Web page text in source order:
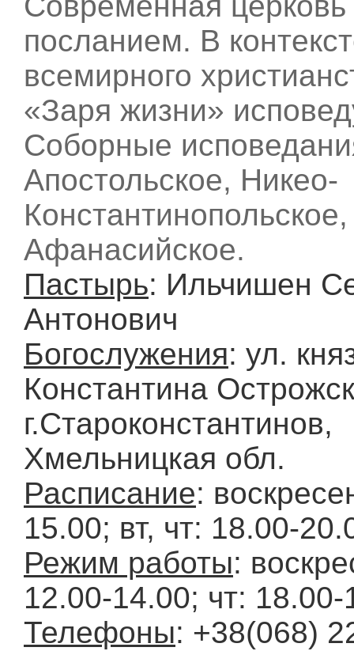
посланием. В
всемирного
«Заря жизни»
Соборные
Апостольское, Никео-
Константинопольское,
Афанасийское.
Пастырь: Ильчишен
Антонович
Богослужения: ул.
Константина
г.Староконстантинов,
Хмельницкая обл.
Расписание:
15.00; вт, чт: 18.00-
Режим работы:
12.00-14.00; чт: 18.00-
Телефоны: +38(068)